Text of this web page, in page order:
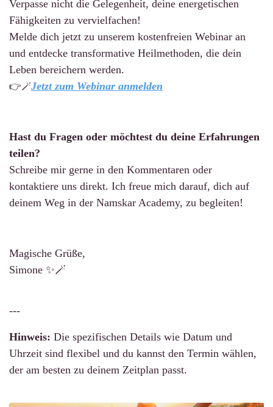
Verpasse nicht die Gelegenheit, deine energetischen
Fähigkeiten zu vervielfachen!
Melde dich jetzt zu unserem kostenfreien Webinar an
und entdecke transformative Heilmethoden, die dein
Leben bereichern werden.
👉🪄Jetzt zum Webinar anmelden
Hast du Fragen oder möchtest du deine Erfahrungen
teilen?
Schreibe mir gerne in den Kommentaren oder
kontaktiere uns direkt. Ich freue mich darauf, dich auf
deinem Weg in der Namskar Academy, zu begleiten!
Magische Grüße,
Simone ✨🪄
---
Hinweis: Die spezifischen Details wie Datum und
Uhrzeit sind flexibel und du kannst den Termin wählen,
der am besten zu deinem Zeitplan passt.